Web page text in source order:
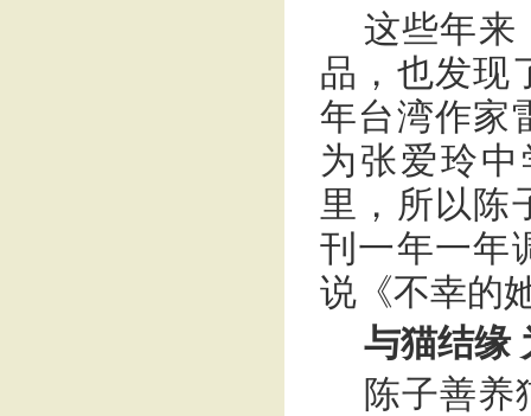
这些年来
品，也发现
年台湾作家
为张爱玲
里，所以陈
刊一年一年
说《不幸的
与猫结缘
陈子善养